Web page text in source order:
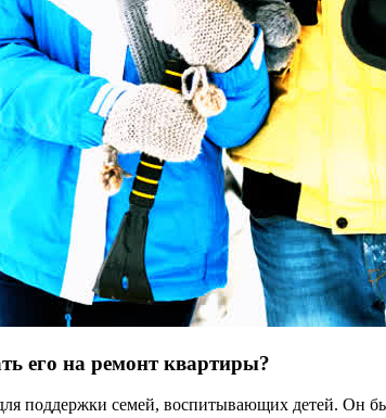
его на ремонт квартиры?
поддержки семей, воспитывающих детей. Он